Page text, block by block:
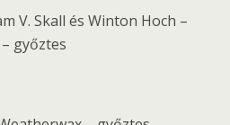
V. Skall és Winton Hoch –
győztes